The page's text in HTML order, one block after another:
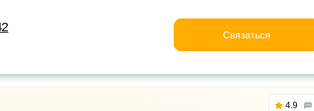
Связаться
4.9